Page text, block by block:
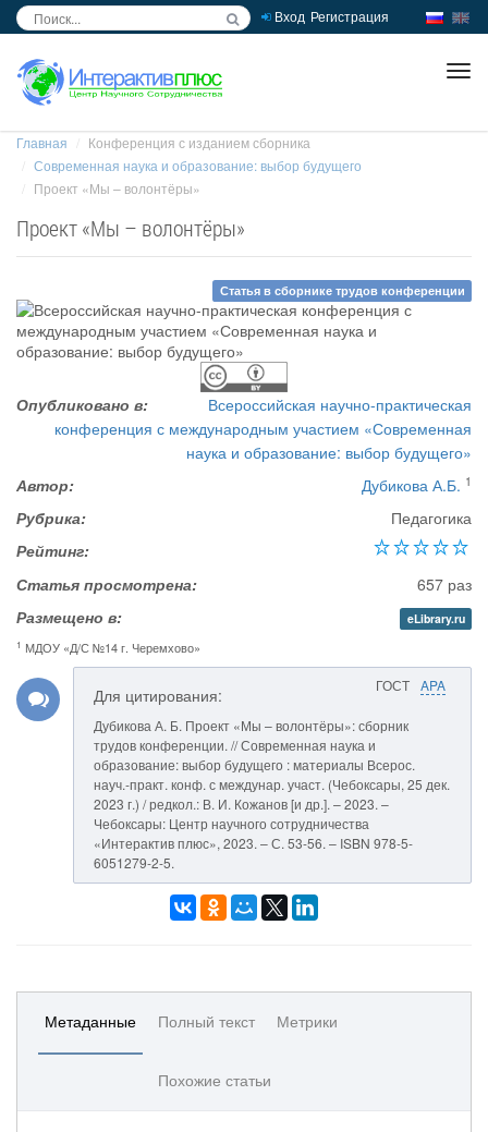
Вход Регистрация
Главная
Конференция с изданием сборника
Современная наука и образование: выбор будущего
Проект «Мы – волонтёры»
Проект «Мы – волонтёры»
Статья в сборнике трудов конференции
Опубликовано в:
Всероссийская научно-практическая
конференция с международным участием «Современная
наука и образование: выбор будущего»
Автор:
Дубикова А.Б. 1
Рубрика:
Педагогика
Рейтинг:
Статья просмотрена:
657 раз
Размещено в:
eLibrary.ru
1 МДОУ «Д/С №14 г. Черемхово»
ГОСТ APA
Для цитирования:
Дубикова А. Б. Проект «Мы – волонтёры»: сборник
трудов конференции. // Современная наука и
образование: выбор будущего : материалы Всерос.
науч.-практ. конф. с междунар. участ. (Чебоксары, 25 дек.
2023 г.) / редкол.: В. И. Кожанов [и др.]. – 2023. –
Чебоксары: Центр научного сотрудничества
«Интерактив плюс», 2023. – С. 53-56. – ISBN 978-5-
6051279-2-5.
Метаданные Полный текст Метрики
Похожие статьи